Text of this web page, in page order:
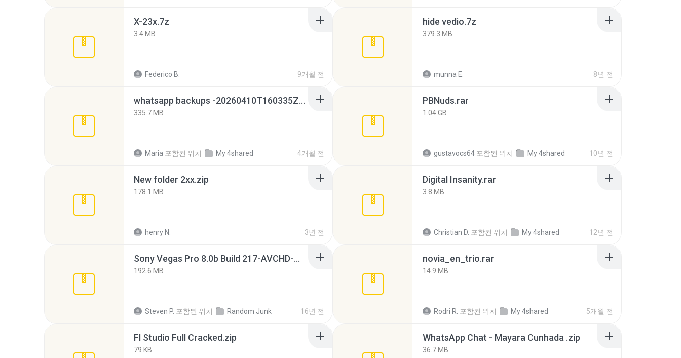
X-23x.7z
3.4 MB
Federico B. 9개월 전
hide vedio.7z
379.3 MB
munna E. 8년 전
whatsapp backups -20260410T160335Z-3-001.zip
335.7 MB
Maria 포함된 위치 My 4shared 4개월 전
PBNuds.rar
1.04 GB
gustavocs64 포함된 위치 My 4shared 10년 전
New folder 2xx.zip
178.1 MB
henry N. 3년 전
Digital Insanity.rar
3.8 MB
Christian D. 포함된 위치 My 4shared 12년 전
Sony Vegas Pro 8.0b Build 217-AVCHD-MPG-AC3 FIXED.7z
192.6 MB
Steven P. 포함된 위치 Random Junk 16년 전
novia_en_trio.rar
14.9 MB
Rodri R. 포함된 위치 My 4shared 5개월 전
Fl Studio Full Cracked.zip
79 KB
WhatsApp Chat - Mayara Cunhada .zip
36.7 MB